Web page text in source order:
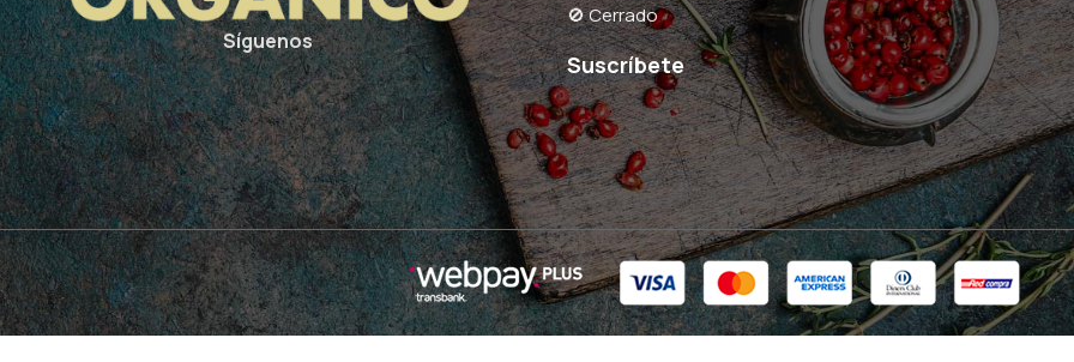
Síguenos
🚫 Cerrado
Suscríbete